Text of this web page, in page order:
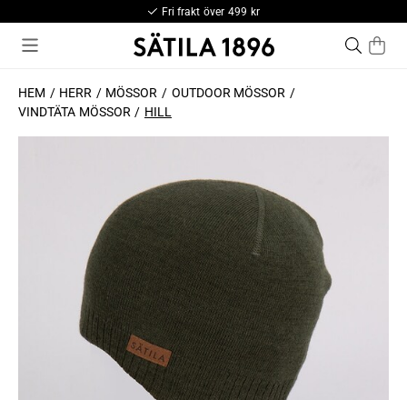
Fri frakt över 499 kr
HEM HERR MÖSSOR
OUTDOOR MÖSSOR
VINDTÄTA MÖSSOR
HILL